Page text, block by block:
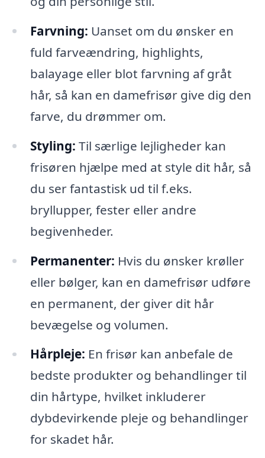
Farvning: Uanset om du ønsker en
fuld farveændring, highlights,
balayage eller blot farvning af gråt
hår, så kan en damefrisør give dig den
farve, du drømmer om.
Styling: Til særlige lejligheder kan
frisøren hjælpe med at style dit hår, så
du ser fantastisk ud til f.eks.
bryllupper, fester eller andre
begivenheder.
Permanenter: Hvis du ønsker krøller
eller bølger, kan en damefrisør udføre
en permanent, der giver dit hår
bevægelse og volumen.
Hårpleje: En frisør kan anbefale de
bedste produkter og behandlinger til
din hårtype, hvilket inkluderer
dybdevirkende pleje og behandlinger
for skadet hår.